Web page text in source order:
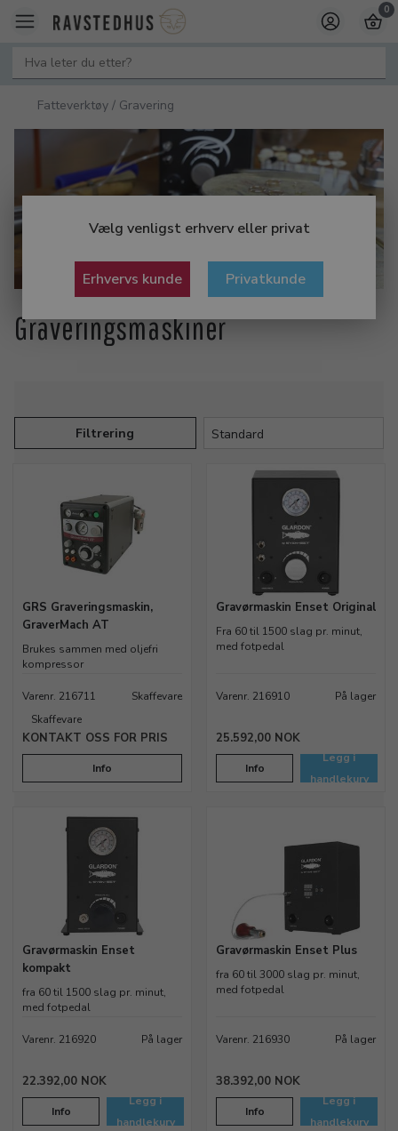
Vælg venligst erhverv eller privat
Erhvervs kunde Privatkunde
0
Fatteverktøy / Gravering
Graveringsmaskiner
Filtrering
GRS Graveringsmaskin,
GraverMach AT
Brukes sammen med oljefri
kompressor
Varenr. 216711 Skaffevare
KONTAKT OSS FOR PRIS
Skaffevare
Info
Gravørmaskin Enset Original
Fra 60 til 1500 slag pr. minut,
med fotpedal
Varenr. 216910 På lager
25.592,00 NOK
Info
Legg i
handlekurv
Gravørmaskin Enset
kompakt
fra 60 til 1500 slag pr. minut,
med fotpedal
Varenr. 216920 På lager
22.392,00 NOK
Info
Legg i
handlekurv
Gravørmaskin Enset Plus
fra 60 til 3000 slag pr. minut,
med fotpedal
Varenr. 216930 På lager
38.392,00 NOK
Info
Legg i
handlekurv